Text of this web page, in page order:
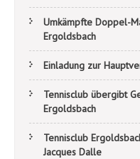
Umkämpfte Doppel-
Ergoldsbach
Einladung zur
Tennisclub übergibt
Ergoldsbach
Tennisclub
Jacques Dalle